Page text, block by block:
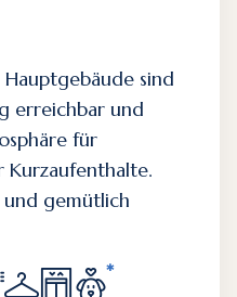
Hauptgebäude sind
erreichbar und
für
Kurzaufenthalte.
gemütlich
*